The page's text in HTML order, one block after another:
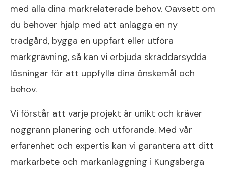
med alla dina markrelaterade behov. Oavsett om
du behöver hjälp med att anlägga en ny
trädgård, bygga en uppfart eller utföra
markgrävning, så kan vi erbjuda skräddarsydda
lösningar för att uppfylla dina önskemål och
behov.
Vi förstår att varje projekt är unikt och kräver
noggrann planering och utförande. Med vår
erfarenhet och expertis kan vi garantera att ditt
markarbete och markanläggning i Kungsberga